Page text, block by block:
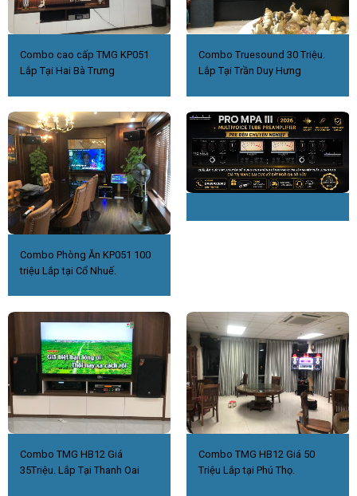
Combo cao cấp TMG KP051
Lắp Tại Hai Bà Trưng
Combo Truesound 30 Triệu.
Lắp Tại Trần Duy Hưng
Combo Phòng Ăn KP051 100
triệu Lắp tại Cổ Nhuế.
Combo TMG HB12 Giá
35Triệu. Lắp Tại Thanh Oai
Combo TMG HB12 Giá 50
Triệu Lắp tại Phú Thọ.